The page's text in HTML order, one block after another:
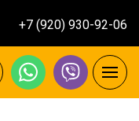
+7 (920) 930-92-06